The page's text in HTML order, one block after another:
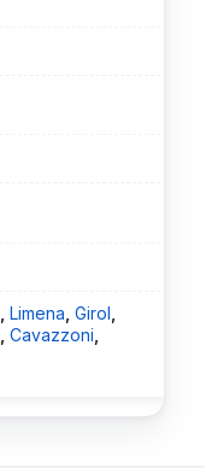
Limena Girol
Cavazzoni